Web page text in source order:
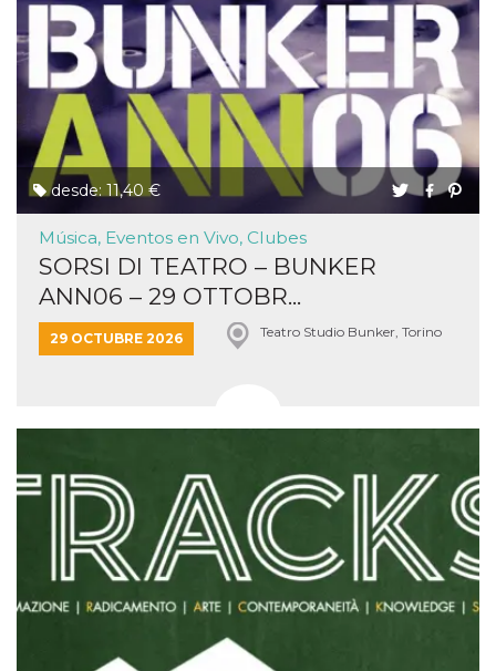
desde: 11,40 €
Música, Eventos en Vivo, Clubes
SORSI DI TEATRO – BUNKER
ANN06 – 29 OTTOBR...
29 OCTUBRE 2026 Teatro Studio Bunker, Torino